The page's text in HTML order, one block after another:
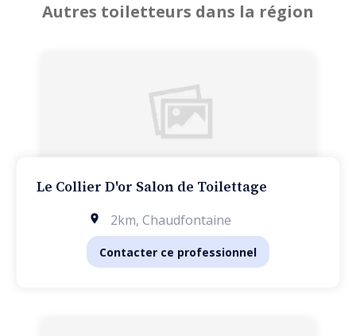
Autres toiletteurs dans la région
Le Collier D'or Salon de Toilettage
2km, Chaudfontaine
Contacter ce professionnel